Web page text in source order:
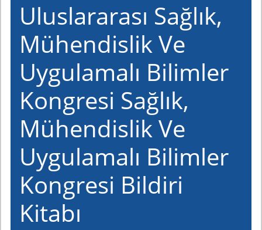
Uluslararası Sağlık,
Mühendislik Ve
Uygulamalı Bilimler
Kongresi Sağlık,
Mühendislik Ve
Uygulamalı Bilimler
Kongresi Bildiri
Kitabı